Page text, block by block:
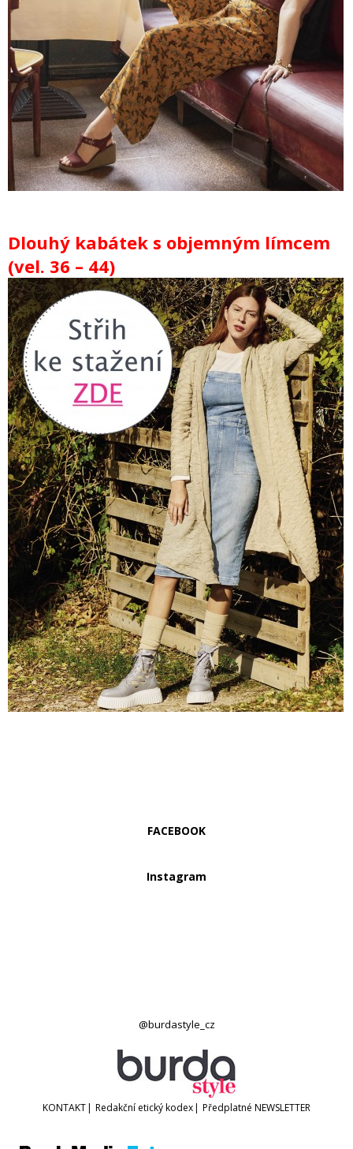
Dlouhý kabátek s objemným límcem
(vel. 36 – 44)
FACEBOOK
Instagram
@burdastyle_cz
KONTAKT| Redakční etický kodex| Předplatné NEWSLETTER